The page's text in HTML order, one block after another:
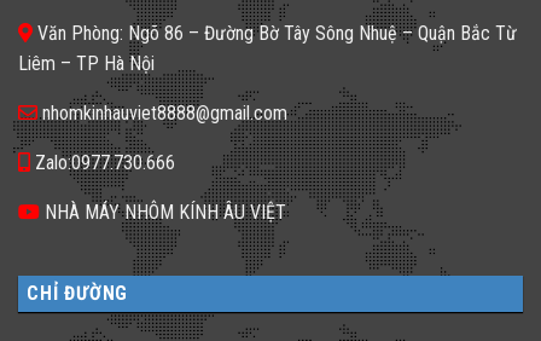
𝐆𝐚̣𝐜𝐡
𝐊𝐢́𝐧𝐡
𝐓𝐫𝐨𝐧𝐠
𝐓𝐡𝐢𝐞̂́𝐭
𝐊𝐞̂́?
đa
dạng
cho
không
gian
sống
Văn Phòng: Ngõ 86 – Đường Bờ Tây Sông Nhuệ – Quận Bắc Từ
Liêm – TP Hà Nội
nhomkinhauviet8888@gmail.com
Zalo:0977.730.666
NHÀ MÁY NHÔM KÍNH ÂU VIỆT
CHỈ ĐƯỜNG